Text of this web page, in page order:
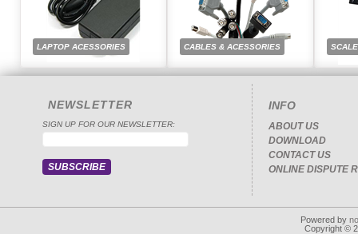
LAPTOP ACESSORIES CABLES & ACESSORIES
NEWSLETTER
SIGN UP FOR OUR NEWSLETTER:
INFO
ABOUT US
DOWNLOAD
CONTACT US
ONLINE DISPUTE
Powered by
Copyright ©